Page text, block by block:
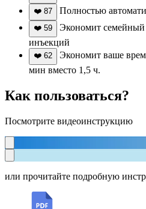
❤️ 87 Полностью
❤️ 59
Экономит семейный
инъекций
❤️ 62
Экономит ваше
мин вместо 1,5 ч.
Как пользоваться?
Посмотрите видеоинструкцию
или прочитайте подробную